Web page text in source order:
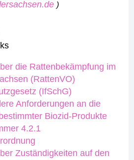
)
die Rattenbekämpfung im
(RattenVO)
(IfSchG)
Anforderungen an die
Biozid-Produkte
4.2.1
Zuständigkeiten auf den